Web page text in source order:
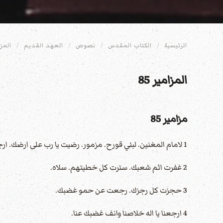
الرئيسية الكتاب المقدس نصوص العهد القديم
المزامير 85
مزامير 85
1 لامام المغنين. لبني قورح. مزمور. رضيت يا رب على ارضك. ارجعت سبي يعقوب.
2 غفرت اثم شعبك. سترت كل خطيتهم. سلاه.
3 حجزت كل رجزك. رجعت عن حمو غضبك.
4 ارجعنا يا اله خلاصنا وانف غضبك عنا.